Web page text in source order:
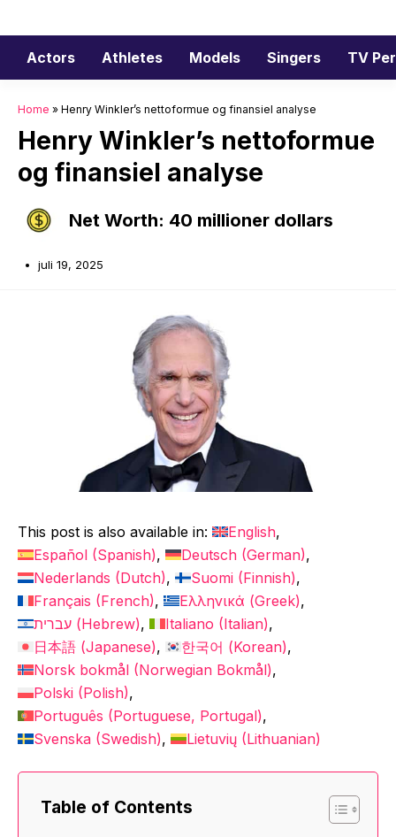
til
indholdActors Athletes Models Singers TV
Home » Henry Winkler’s nettoformue og finansiel analyse
Henry Winkler’s nettoformue
og finansiel analyse
Net Worth: 40 millioner dollars
juli 19, 2025
This post is also available in:
English
Español (Spanish) Deutsch (German)
Nederlands (Dutch) Suomi (Finnish)
Français (French) Ελληνικά (Greek)
עברית (Hebrew) Italiano (Italian)
日本語 (Japanese) 한국어 (Korean)
Norsk bokmål (Norwegian Bokmål)
Polski (Polish)
Português (Portuguese, Portugal)
Svenska (Swedish) Lietuvių (Lithuanian)
Table of Contents